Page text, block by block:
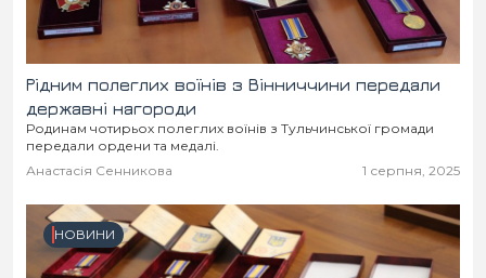
Рідним полеглих воїнів з Вінниччини передали
державні нагороди
Родинам чотирьох полеглих воїнів з Тульчинської громади
передали ордени та медалі.
Анастасія Сенникова
1 серпня, 2025
НОВИНИ